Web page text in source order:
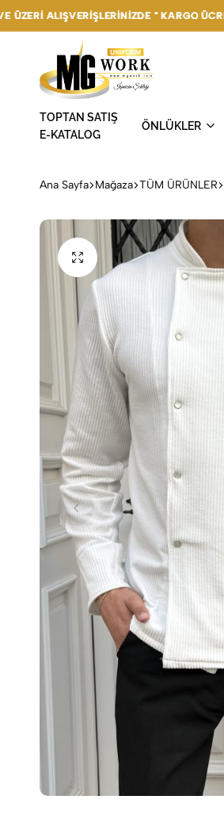
" KARGO ÜCRETSİZ "
" KARGO ÜCRETSİZ "
" KARGO ÜCRETSİZ "
" KARGO ÜCRETSİZ "
" KARGO ÜCRETSİZ "
Uniform
Şıklığı
TOPTAN SATIŞ
E-KATALOG
ÖNLÜKLER
Ana Sayfa Mağaza TÜM ÜRÜNLER